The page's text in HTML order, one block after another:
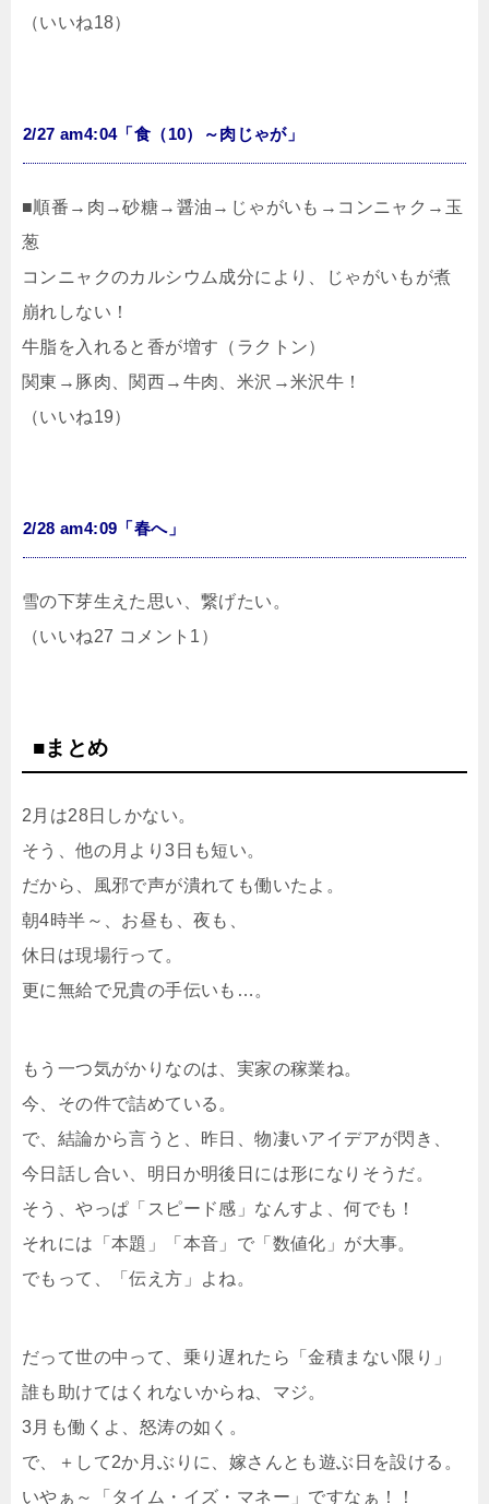
（いいね18）
2/27 am4:04「食（10）～肉じゃが」
■順番→肉→砂糖→醤油→じゃがいも→コンニャク→玉
葱
コンニャクのカルシウム成分により、じゃがいもが煮
崩れしない！
牛脂を入れると香が増す（ラクトン）
関東→豚肉、関西→牛肉、米沢→米沢牛！
（いいね19）
2/28 am4:09「春へ」
雪の下芽生えた思い、繋げたい。
（いいね27 コメント1）
■まとめ
2月は28日しかない。
そう、他の月より3日も短い。
だから、風邪で声が潰れても働いたよ。
朝4時半～、お昼も、夜も、
休日は現場行って。
更に無給で兄貴の手伝いも…。
もう一つ気がかりなのは、実家の稼業ね。
今、その件で詰めている。
で、結論から言うと、昨日、物凄いアイデアが閃き、
今日話し合い、明日か明後日には形になりそうだ。
そう、やっぱ「スピード感」なんすよ、何でも！
それには「本題」「本音」で「数値化」が大事。
でもって、「伝え方」よね。
だって世の中って、乗り遅れたら「金積まない限り」
誰も助けてはくれないからね、マジ。
3月も働くよ、怒涛の如く。
で、＋して2か月ぶりに、嫁さんとも遊ぶ日を設ける。
いやぁ～「タイム・イズ・マネー」ですなぁ！！